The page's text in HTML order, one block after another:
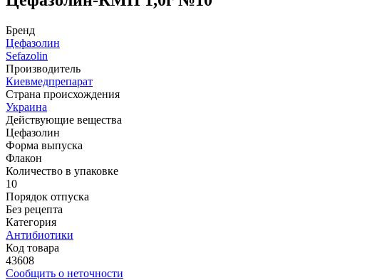
Бренд
Цефазолин
Sefazolin
Производитель
Киевмедпрепарат
Страна происхождения
Украина
Действующие вещества
Цефазолин
Форма выпуска
Флакон
Количество в упаковке
10
Порядок отпуска
Без рецепта
Категория
Антибиотики
Код товара
43608
Сообщить о неточности